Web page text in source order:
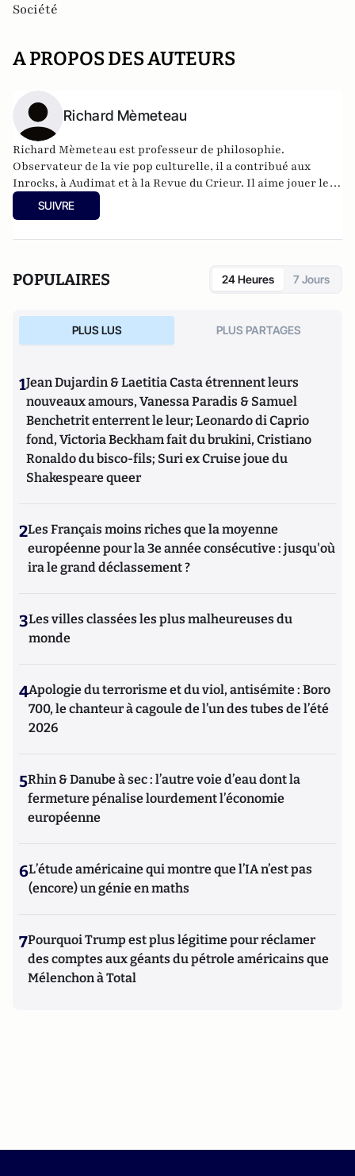
Société
A PROPOS DES AUTEURS
Richard Mèmeteau
Richard Mèmeteau est professeur de philosophie.
Observateur de la vie pop culturelle, il a contribué aux
Inrocks, à Audimat et à la Revue du Crieur. Il aime jouer le
script doctor de fortune en échange d'un café allongé et
citer RuPaul sur son profil Grindr. Il est l'auteur de Pop
SUIVRE
POPULAIRES 24 Heures 7 Jours
PLUS LUS PLUS PARTAGES
1Jean Dujardin & Laetitia Casta étrennent leurs
nouveaux amours, Vanessa Paradis & Samuel
Benchetrit enterrent le leur; Leonardo di Caprio
fond, Victoria Beckham fait du brukini, Cristiano
Ronaldo du bisco-fils; Suri ex Cruise joue du
Shakespeare queer
2Les Français moins riches que la moyenne
européenne pour la 3e année consécutive : jusqu'où
ira le grand déclassement ?
3Les villes classées les plus malheureuses du
monde
4Apologie du terrorisme et du viol, antisémite : Boro
700, le chanteur à cagoule de l’un des tubes de l’été
2026
5Rhin & Danube à sec : l’autre voie d’eau dont la
fermeture pénalise lourdement l’économie
européenne
6L’étude américaine qui montre que l’IA n’est pas
(encore) un génie en maths
7Pourquoi Trump est plus légitime pour réclamer
des comptes aux géants du pétrole américains que
Mélenchon à Total